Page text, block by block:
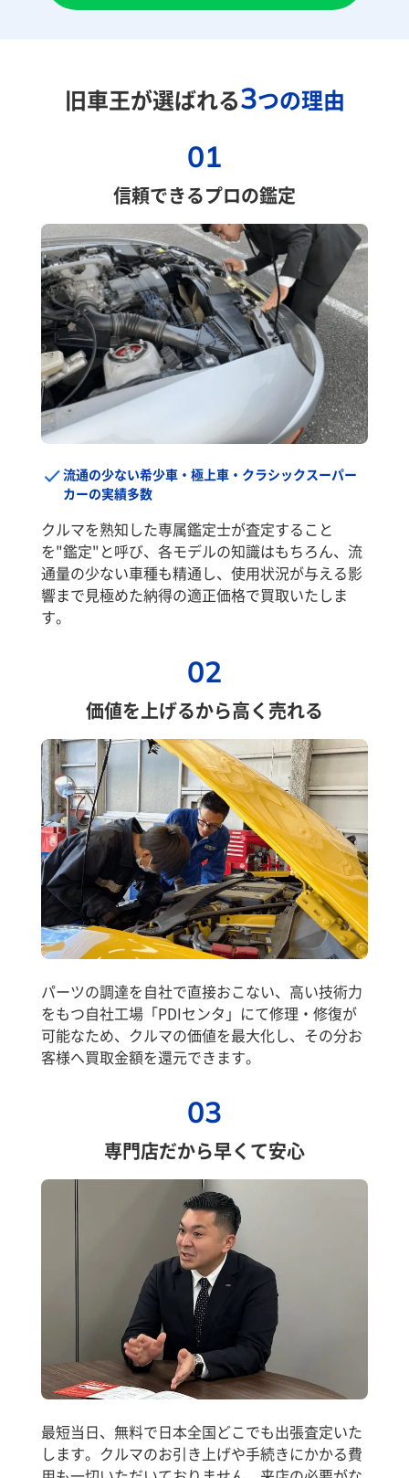
旧車王が選ばれる3つの理由
01
信頼できるプロの鑑定
流通の少ない希少車・極上車・クラシックスーパー
カーの実績多数
クルマを熟知した専属鑑定士が査定すること
を"鑑定"と呼び、各モデルの知識はもちろん、流
通量の少ない車種も精通し、使用状況が与える影
響まで見極めた納得の適正価格で買取いたしま
す。
02
価値を上げるから高く売れる
パーツの調達を自社で直接おこない、高い技術力
をもつ自社工場「PDIセンタ」にて修理・修復が
可能なため、クルマの価値を最大化し、その分お
客様へ買取金額を還元できます。
03
専門店だから早くて安心
最短当日、無料で日本全国どこでも出張査定いた
します。クルマのお引き上げや手続きにかかる費